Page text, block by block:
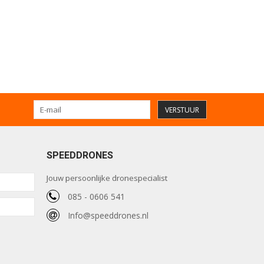
VERSTUUR
SPEEDDRONES
Jouw persoonlijke dronespecialist
085 - 0606 541
Info@speeddrones.nl